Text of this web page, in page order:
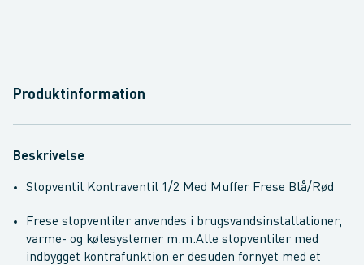
Produktinformation
Beskrivelse
Stopventil Kontraventil 1/2 Med Muffer Frese Blå/Rød
Frese stopventiler anvendes i brugsvandsinstallationer,
varme- og kølesystemer m.m.Alle stopventiler med
indbygget kontrafunktion er desuden fornyet med et